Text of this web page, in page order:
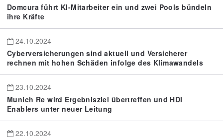
Domcura führt KI-Mitarbeiter ein und zwei Pools bündeln
ihre Kräfte
24.10.2024
Cyberversicherungen sind aktuell und Versicherer
rechnen mit hohen Schäden infolge des Klimawandels
23.10.2024
Munich Re wird Ergebnisziel übertreffen und HDI
Enablers unter neuer Leitung
22.10.2024